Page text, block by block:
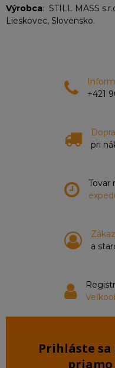
Výrobca: STILL MASS
Lieskovec, Slovensko.
+421
pri
Tovar
a
Prihláste
priamo